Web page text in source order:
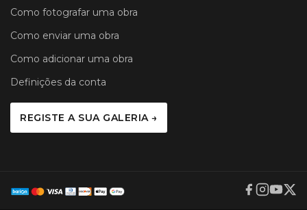
Como fotografar uma obra
Como enviar uma obra
Como adicionar uma obra
Definições da conta
REGISTE A SUA GALERIA →